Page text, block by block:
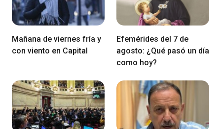
Mañana de viernes fría y
con viento en Capital
Efemérides del 7 de
agosto: ¿Qué pasó un día
como hoy?